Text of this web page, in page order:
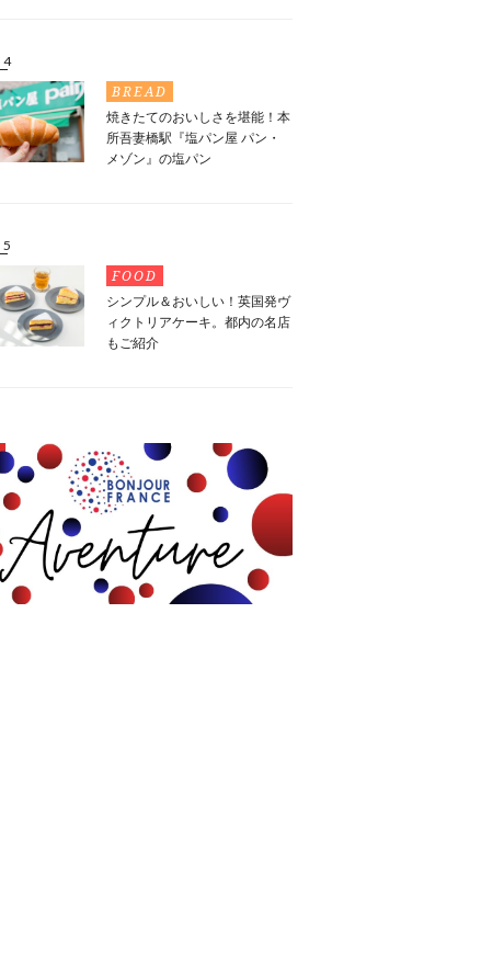
BREAD
焼きたてのおいしさを堪能！本
所吾妻橋駅『塩パン屋 パン・
メゾン』の塩パン
FOOD
シンプル＆おいしい！英国発ヴ
ィクトリアケーキ。都内の名店
もご紹介